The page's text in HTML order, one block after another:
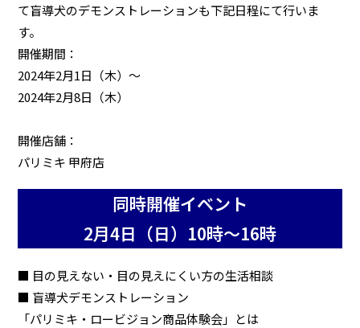
て盲導犬のデモンストレーションも下記日程にて行いま
す。
開催期間：
2024年2月1日（木）～
2024年2月8日（木）
開催店舗：
パリミキ 甲府店
同時開催イベント
2月4日（日）10時～16時
■ 目の見えない・目の見えにくい方の生活相談
■ 盲導犬デモンストレーション
「パリミキ・ロービジョン商品体験会」とは